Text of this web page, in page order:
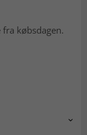
købsdagen.